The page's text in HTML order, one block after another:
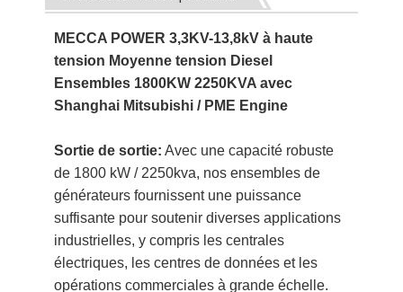
Sortie de sortie:Avec une capacité robuste
de 1800 kW / 2250kva, nos ensembles de
générateurs fournissent une puissance
suffisante pour soutenir diverses applications
industrielles, y compris les centrales
opérations commerciales à grande échelle.
Plage de tension polyvalente:
tension
moyenne moyenne de 3,3 kV à 13,8 kV, ce
qui le rend adaptable à diverses exigences de
distribution d'énergie et garantissant la
compatibilité avec votre infrastructure
existante.